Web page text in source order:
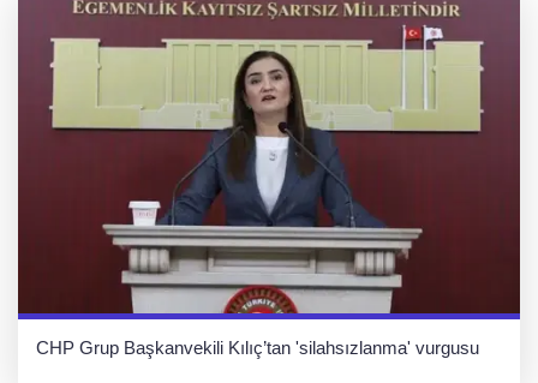
CHP Grup Başkanvekili Kılıç’tan 'silahsızlanma' vurgusu